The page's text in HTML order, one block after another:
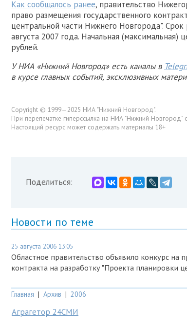
Как сообщалось ранее, правительство
право размещения государственного
центральной части Нижнего Новгорода".
августа 2007 года. Начальная (максимальная)
рублей.
У НИА «Нижний Новгород» есть каналы в
в курсе главных событий, эксклюзивных
Copyright © 1999—2025 НИА "Нижний Новгород".
При перепечатке гиперссылка на НИА "Нижний Новгород"
Настоящий ресурс может содержать материалы 18+
Поделиться:
Новости по теме
25 августа 2006 13:05
Областное правительство объявило конкурс на
контракта на разработку "Проекта планировки
Главная | Архив | 2006
Аграгетор 24СМИ